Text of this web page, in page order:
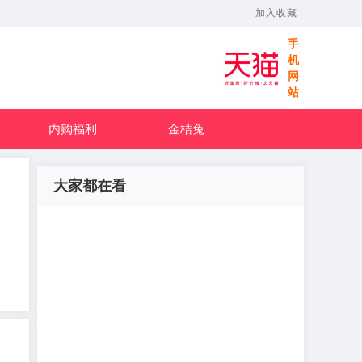
加入收藏
手
机
网
站
内购福利 金桔兔
大家都在看